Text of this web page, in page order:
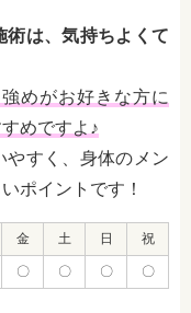
術は、気持ちよくて
めがお好きな方に
めですよ♪
やすく、身体のメン
ポイントです！
金 土 日 祝
〇 〇 〇 〇